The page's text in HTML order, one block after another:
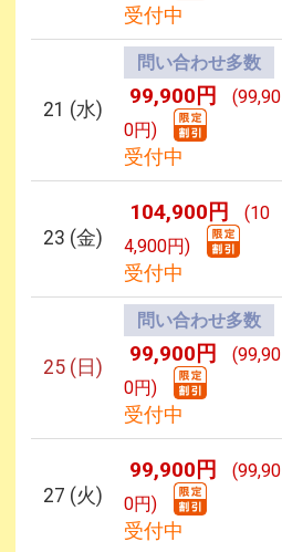
受付中
21 (水)
問い合わせ多数
99,900円
(99,90
0円)
受付中
23 (金)
104,900円
(10
4,900円)
受付中
25 (日)
問い合わせ多数
99,900円
(99,90
0円)
受付中
27 (火)
99,900円
(99,90
0円)
受付中